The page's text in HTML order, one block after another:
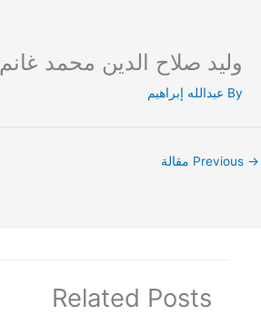
content
وليد صلاح الدين محمد غانم
By عبدالله إبراهيم
→
Related Posts